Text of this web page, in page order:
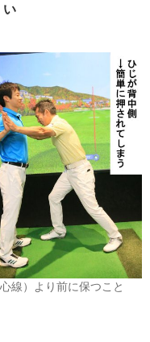
い
線）より前に保つこと